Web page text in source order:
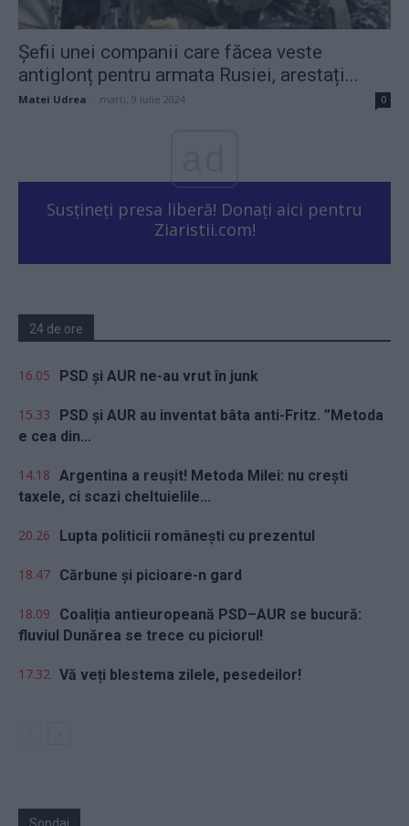
Șefii unei companii care făcea veste
antiglonț pentru armata Rusiei, arestați...
Matei Udrea marți, 9 iulie 2024 0
Susțineți presa liberă! Donați aici pentru
Ziaristii.com!
24 de ore
16.05 PSD și AUR ne-au vrut în junk
15.33
PSD și AUR au inventat bâta anti-Fritz. ”Metoda
e cea din...
14.18 Argentina a reușit! Metoda Milei: nu crești
taxele, ci scazi cheltuielile...
20.26 Lupta politicii românești cu prezentul
18.47 Cărbune și picioare-n gard
18.09
Coaliția antieuropeană PSD–AUR se bucură:
fluviul Dunărea se trece cu piciorul!
17.32 Vă veți blestema zilele, pesedeilor!